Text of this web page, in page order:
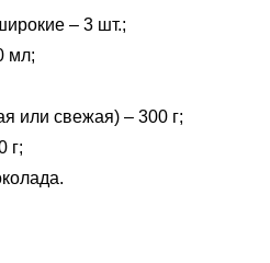
– 3 шт.;
мл;
или свежая) – 300 г;
г;